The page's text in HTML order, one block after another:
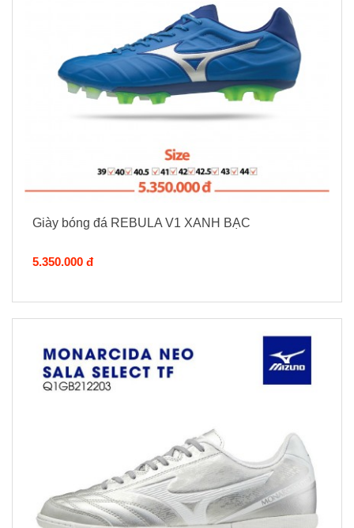
Giày bóng đá REBULA V1 XANH BẠC
5.350.000 đ